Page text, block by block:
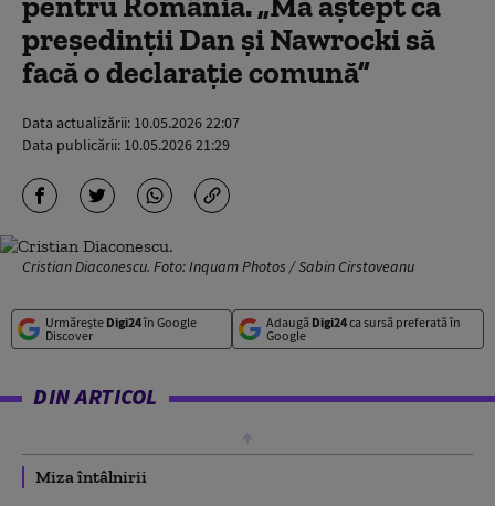
președinții Dan și Nawrocki să
facă o declarație comună”
Data actualizării: 10.05.2026 22:07
Data publicării: 10.05.2026 21:29
Cristian Diaconescu. Foto: Inquam Photos / Sabin Cirstoveanu
Urmărește Digi24în Google
Discover
Adaugă Digi24ca sursă preferată în
Google
DIN ARTICOL
Miza întâlnirii